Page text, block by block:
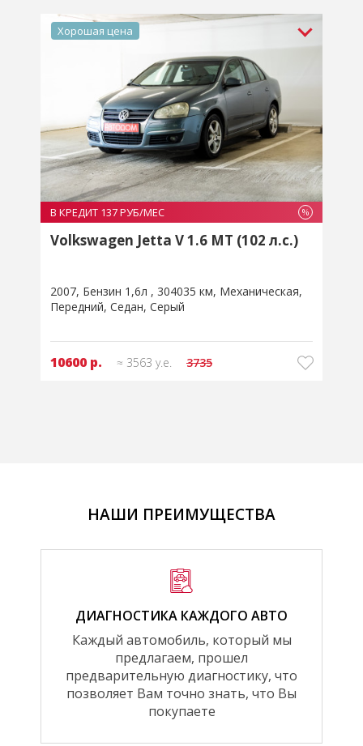
Хорошая цена
В КРЕДИТ 137 РУБ/МЕС %
Volkswagen Jetta V 1.6 MT (102 л.с.)
2007 Бензин 1,6л 304035 км Механическая
Передний Седан Серый
10600 р. ≈ 3563 у.е. 3735
НАШИ ПРЕИМУЩЕСТВА
ДИАГНОСТИКА КАЖДОГО АВТО
Каждый автомобиль, который мы
предлагаем, прошел
предварительную диагностику, что
позволяет Вам точно знать, что Вы
покупаете